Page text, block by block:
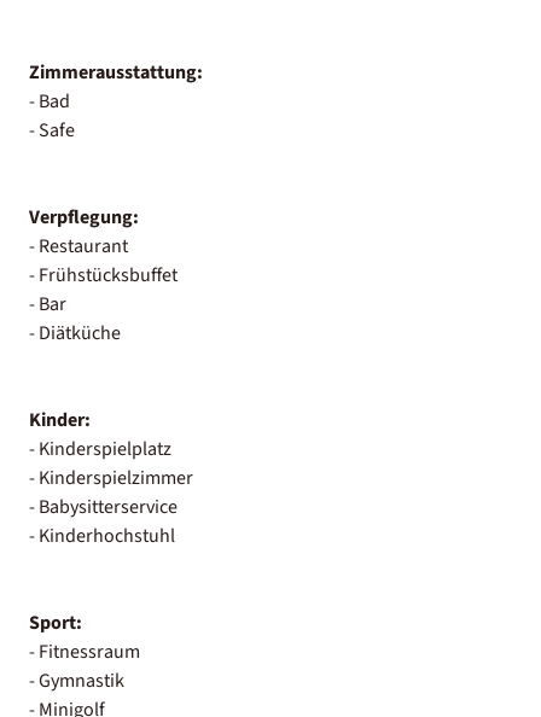
Zimmerausstattung:
- Bad
- Safe
Verpflegung:
- Restaurant
- Frühstücksbuffet
- Bar
- Diätküche
Kinder:
- Kinderspielplatz
- Kinderspielzimmer
- Babysitterservice
- Kinderhochstuhl
Sport:
- Fitnessraum
- Gymnastik
- Minigolf